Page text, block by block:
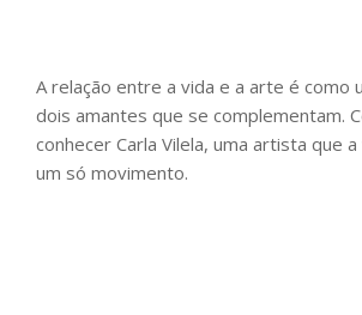
A relação entre a vida e a arte é como
dois amantes que se complementam.
conhecer Carla Vilela, uma artista que
um só movimento.